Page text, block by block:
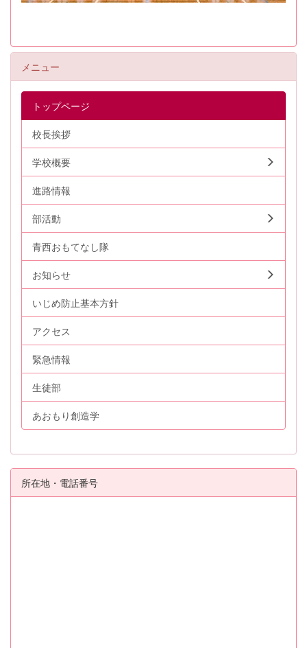
メニュー
トップページ
校長挨拶
学校概要
進路情報
部活動
青西おもてなし隊
お知らせ
いじめ防止基本方針
アクセス
緊急情報
生徒部
あおもり創造学
所在地・電話番号